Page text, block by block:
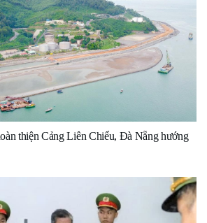
thiện Cảng Liên Chiểu, Đà Nẵng hướng